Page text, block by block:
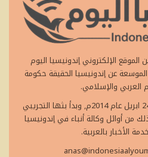
الإلكتروني إندونيسيا اليوم
عن إندونيسيا الحقيقة حكومة
العربي والإسلامي.
وتأسس إندونيسيا اليوم في 24 ابريل عام 2014م, وبدأ بثها التجريبي
لتكون بذلك من أوائل وكالة أنباء في إندونيسيا
الأخبار بالعربية.